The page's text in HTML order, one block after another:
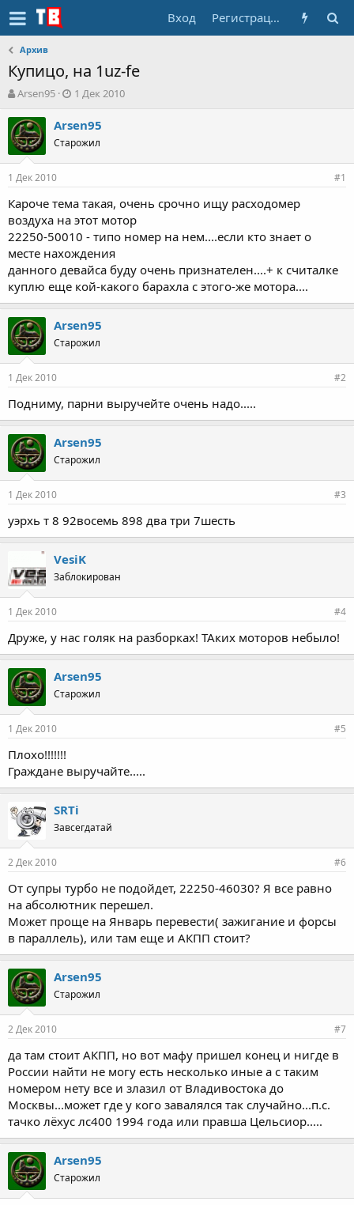
Вход Регистрация
Архив
Купицо, на 1uz-fe
А
т
о
р
т
е
ы
Arsen95
Д
т
н
а
л
а
1 Дек 2010
Arsen95
Старожил
1 Дек 2010 #1
Кароче тема такая, очень срочно ищу расходомер
воздуха на этот мотор
22250-50010 - типо номер на нем....если кто знает о
месте нахождения
данного девайса буду очень признателен....+ к считалке
куплю еще кой-какого барахла с этого-же мотора....
Arsen95
Старожил
1 Дек 2010 #2
Подниму, парни выручейте очень надо.....
Arsen95
Старожил
1 Дек 2010 #3
уэрхь т 8 92восемь 898 два три 7шесть
VesiK
Заблокирован
1 Дек 2010 #4
Друже, у нас голяк на разборках! ТАких моторов небыло!
Arsen95
Старожил
1 Дек 2010 #5
Плохо!!!!!!!
Граждане выручайте.....
SRTi
Завсегдатай
2 Дек 2010 #6
От супры турбо не подойдет, 22250-46030? Я все равно
на абсолютник перешел.
Может проще на Январь перевести( зажигание и форсы
в параллель), или там еще и АКПП стоит?
Arsen95
Старожил
2 Дек 2010 #7
да там стоит АКПП, но вот мафу пришел конец и нигде в
России найти не могу есть несколько иные а с таким
номером нету все и злазил от Владивостока до
Москвы...может где у кого завалялся так случайно...п.с.
тачко лёхус лс400 1994 года или правша Цельсиор.....
Arsen95
Старожил